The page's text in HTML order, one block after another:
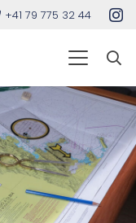
+41 79 775 32 44